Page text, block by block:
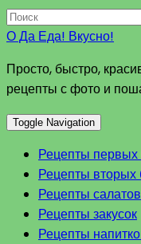
О Да Еда! Вкусно!
Просто, быстро,
рецепты с фото и
Toggle Navigation
Рецепты
Рецепты вторых
Рецепты салатов
Рецепты закусок
Рецепты